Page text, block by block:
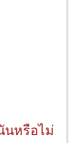
นหรือไม่